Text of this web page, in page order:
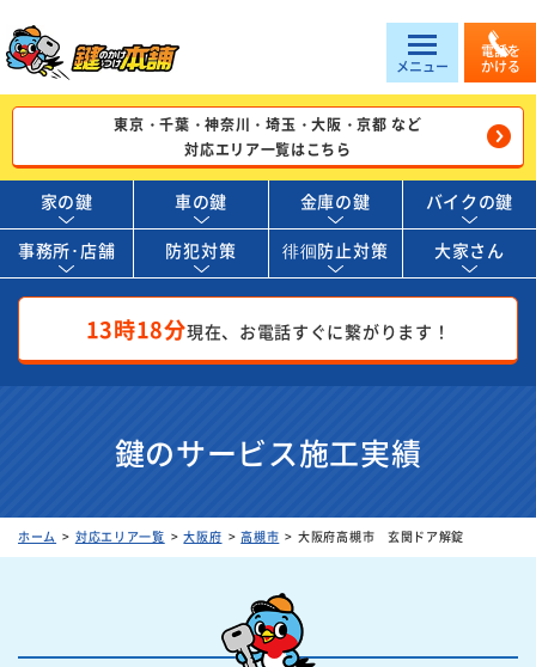
メニュー
電話を
かける
東京・千葉・神奈川・埼玉・大阪・京都 など
対応エリア一覧はこちら
家の鍵 車の鍵 金庫の鍵 バイクの鍵
事務所･店舗 防犯対策 徘徊防止対策 大家さん
13時18分現在、お電話すぐに繋がります！
鍵のサービス施工実績
ホーム 対応エリア一覧 大阪府 高槻市 大阪府高槻市 玄関ドア解錠